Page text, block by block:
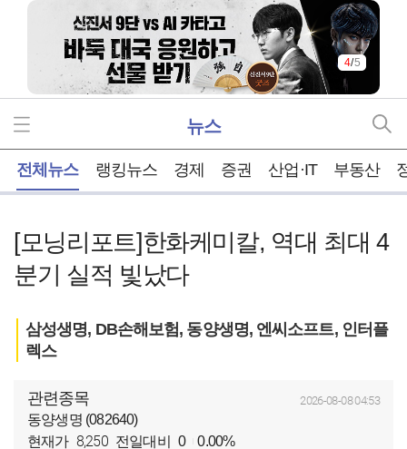
4/5
뉴스
전체뉴스 랭킹뉴스 경제 증권 산업·IT 부동산
[모닝리포트]한화케미칼, 역대 최대 4
분기 실적 빛났다
삼성생명, DB손해보험, 동양생명, 엔씨소프트, 인터플
렉스
관련종목 2026-08-08 04:53
동양생명 (082640)
현재가 8,250 전일대비 0 0.00%